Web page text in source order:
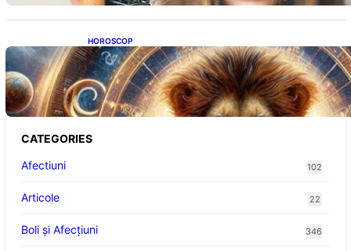
HOROSCOP
Portalul Leului 8/8: Oportunități de
Abundență pentru Cinci Zodii în 2026
CATEGORIES
Afectiuni
102
Articole 22
Boli și Afecțiuni 346